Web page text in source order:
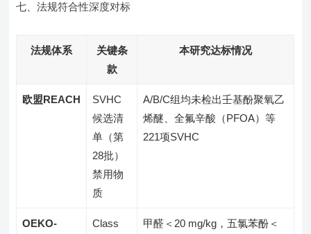
七、法规符合性深度对标
法规体系
关键条
款
本研究达标情况
欧盟REACH
SVHC
候选清
单（第
28批）
禁用物
质
A/B/C组均未检出壬基酚聚氧乙
烯醚、全氟辛酸（PFOA）等
221项SVHC
OEKO-
Class
甲醛＜20 mg/kg，五氯苯酚＜